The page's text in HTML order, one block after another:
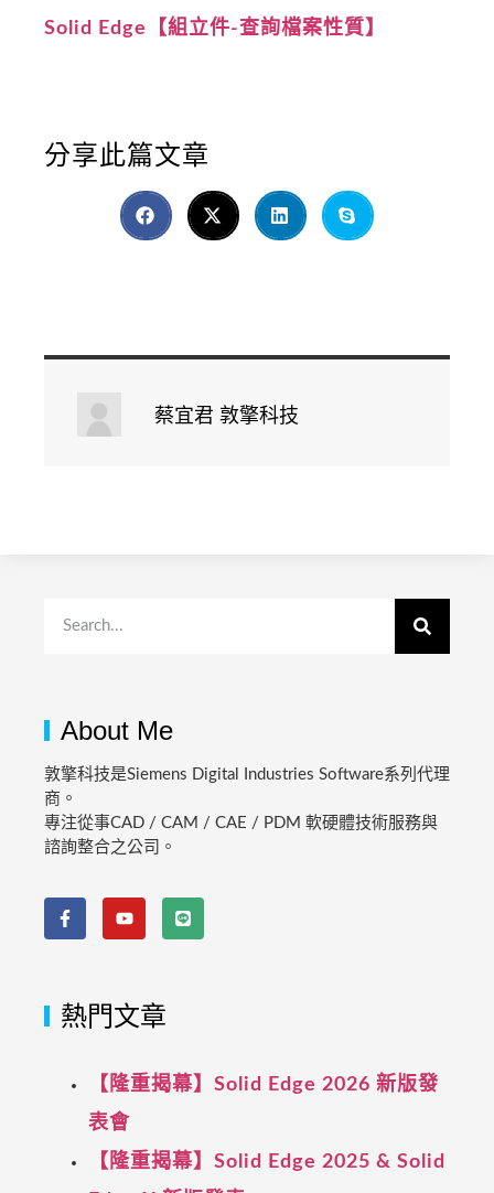
Solid Edge【組立件-查詢檔案性質】
分享此篇文章
蔡宜君 敦擎科技
About Me
敦擎科技是Siemens Digital Industries Software系列代理
商。
專注從事CAD / CAM / CAE / PDM 軟硬體技術服務與
諮詢整合之公司。
熱門文章
【隆重揭幕】Solid Edge 2026 新版發
表會
【隆重揭幕】Solid Edge 2025 & Solid